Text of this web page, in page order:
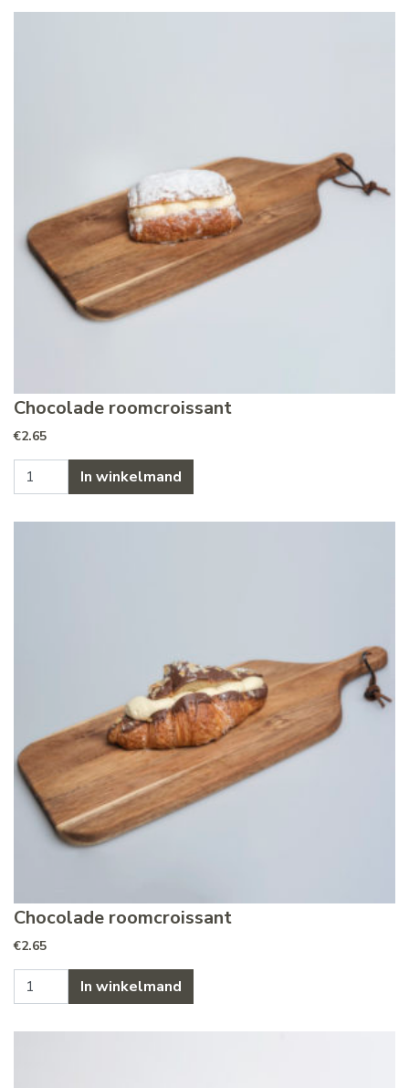
Chocolade roomcroissant
€2.65
Chocolade roomcroissant aantal
In winkelmand
Chocolade roomcroissant
€2.65
Chocolade roomcroissant aantal
In winkelmand